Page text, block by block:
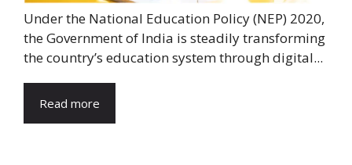
Under the National Education Policy (NEP) 2020,
the Government of India is steadily transforming
the country’s education system through digital...
Read more